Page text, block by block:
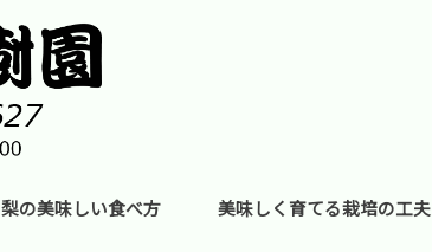
梨の美味しい食べ方 美味しく育てる栽培の工夫